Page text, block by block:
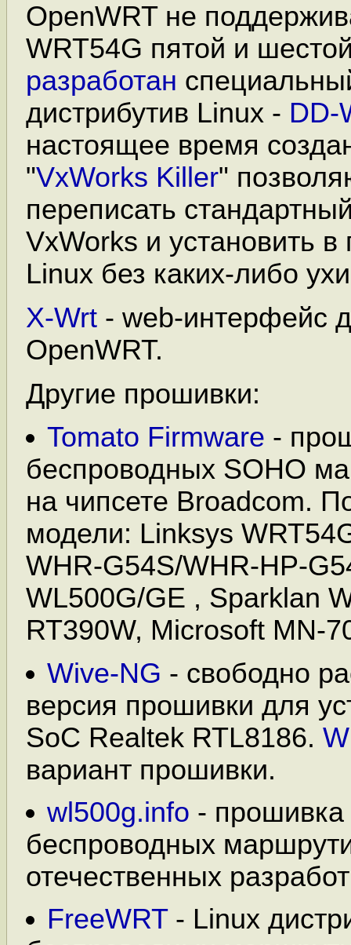
OpenWRT не
WRT54G пятой и
разработан
дистрибутив Linux - DD-
настоящее время
"VxWorks Killer"
переписать
VxWorks и установить в
Linux без каких-либо
X-Wrt - web-интерфейс
OpenWRT.
Другие прошивки:
Tomato Firmware -
беспроводных SOHO
на чипсете Broadcom.
модели: Linksys
WHR-G54S/WHR-HP-
WL500G/GE , Sparklan
RT390W, Microsoft MN-
Wive-NG - свободно
версия прошивки для
SoC Realtek RTL8186.
вариант прошивки.
wl500g.info - прошивка
беспроводных
отечественных
FreeWRT- Linux